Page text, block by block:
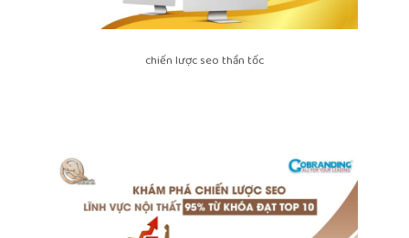
chiến lược seo thần tốc